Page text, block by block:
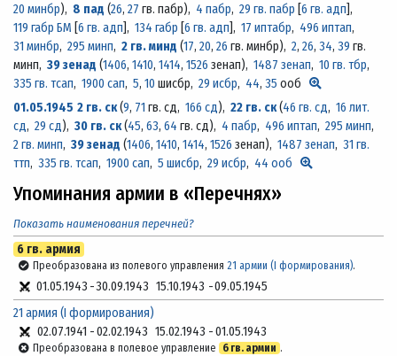
20 минбр), 8 пад (26, 27 гв. пабр), 4 пабр, 29 гв. пабр 6 гв. адп ],
119 габр БМ 6 гв. адп ], 134 габр 6 гв. адп ], 17 иптабр, 496 иптап,
31 минбр, 295 минп, 2 гв. минд (17, 20, 26 гв. минбр), 2, 26, 34, 39 гв.
минп, 39 зенад (1406, 1410, 1414, 1526 зенап), 1487 зенап, 10 гв. тбр,
335 гв. тсап, 1900 сап, 5, 10 шисбр, 29 исбр, 44, 35 ооб
01.05.1945 2 гв. ск(9, 71 гв. сд,166 сд),22 гв. ск(46 гв. сд,16 лит.
сд, 29 сд), 30 гв. ск(45, 63, 64 гв. сд), 4 пабр, 496 иптап, 295 минп,
2 гв. минп, 39 зенад (1406, 1410, 1414, 1526 зенап), 1487 зенап, 31 гв.
ттп, 335 гв. тсап, 1900 сап, 5 шисбр, 29 исбр, 44 ооб
Упоминания армии в «Перечнях»
Показать наименования перечней?
6 гв. армия
Преобразована из полевого управления21 армии (I формирования).
01.05.1943 -30.09.1943 15.10.1943 -09.05.1945
21 армия (I формирования)
02.07.1941 -02.02.1943 15.02.1943 - 01.05.1943
Преобразована в полевое управление 6 гв. армии .